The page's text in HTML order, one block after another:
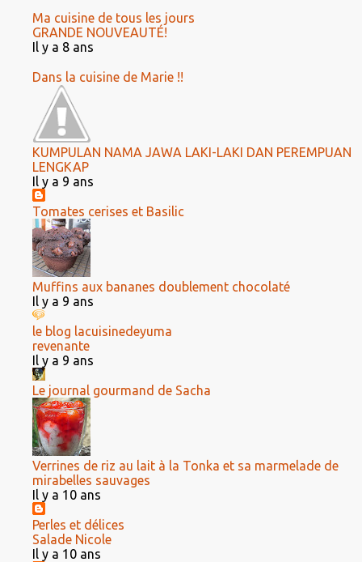
Ma cuisine de tous les jours
GRANDE NOUVEAUTÉ!
Il y a 8 ans
Dans la cuisine de Marie !!
KUMPULAN NAMA JAWA LAKI-LAKI DAN PEREMPUAN
LENGKAP
Il y a 9 ans
Tomates cerises et Basilic
Muffins aux bananes doublement chocolaté
Il y a 9 ans
le blog lacuisinedeyuma
revenante
Il y a 9 ans
Le journal gourmand de Sacha
Verrines de riz au lait à la Tonka et sa marmelade de
mirabelles sauvages
Il y a 10 ans
Perles et délices
Salade Nicole
Il y a 10 ans